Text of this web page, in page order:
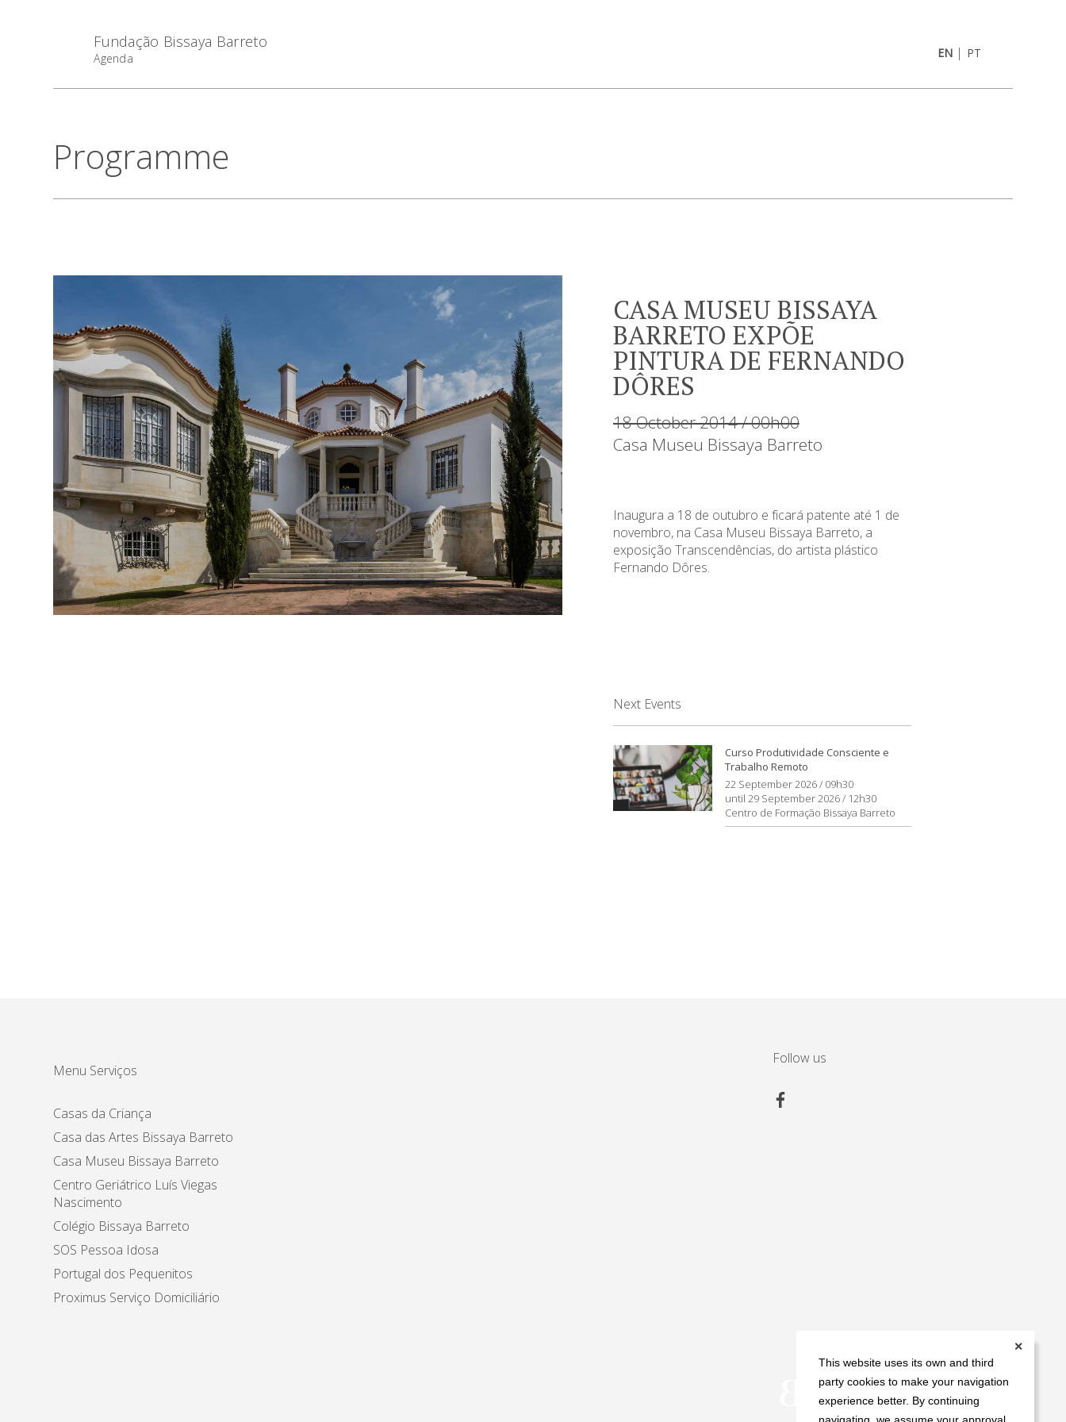
This website uses its own and third
party cookies to make your navigation
experience better. By continuing
✕
Fundação Bissaya Barreto
Agenda EN| PT
Programme
CASA MUSEU BISSAYA
BARRETO EXPÕE
PINTURA DE FERNANDO
DÔRES
18 October 2014 / 00h00
Casa Museu Bissaya Barreto
Inaugura a 18 de outubro e ficará patente até 1 de
novembro, na Casa Museu Bissaya Barreto, a
exposição Transcendências, do artista plástico
Fernando Dôres.
Next Events
Curso Produtividade Consciente e
Trabalho Remoto
22 September 2026 / 09h30
until 29 September 2026 / 12h30
Centro de Formação Bissaya Barreto
Menu Serviços
Casas da Criança
Casa das Artes Bissaya Barreto
Casa Museu Bissaya Barreto
Centro Geriátrico Luís Viegas
Nascimento
Colégio Bissaya Barreto
SOS Pessoa Idosa
Portugal dos Pequenitos
Proximus Serviço Domiciliário
Follow us